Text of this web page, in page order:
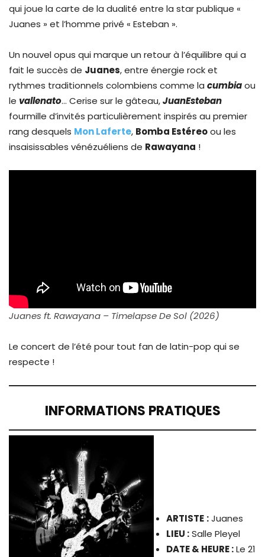
qui joue la carte de la dualité entre la star publique «
Juanes » et l’homme privé « Esteban ».
Un nouvel opus qui marque un retour à l’équilibre qui a
fait le succès de Juanes, entre énergie rock et
rythmes traditionnels colombiens comme la cumbiaou
le vallenato… Cerise sur le gâteau,JuanEsteban
fourmille d’invités particulièrement inspirés au premier
rang desquels Mon Laferte, Bomba Estéreoou les
insaisissables vénézuéliens de Rawayana !
Juanes ft. Rawayana – Timelapse De Sol (2026)
Le concert de l’été pour tout fan de latin-pop qui se
respecte !
INFORMATIONS PRATIQUES
ARTISTE :Juanes
LIEU :Salle Pleyel
DATE & HEURE :Le 21